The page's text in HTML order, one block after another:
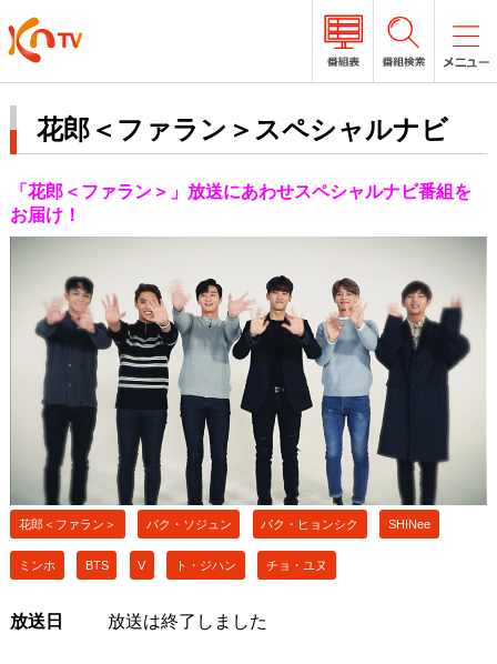
花郎＜ファラン＞スペシャルナビ
「花郎＜ファラン＞」放送にあわせスペシャルナビ番組を
お届け！
花郎＜ファラン＞ パク・ソジュン パク・ヒョンシク SHINee
ミンホ BTS V ト・ジハン チョ・ユヌ
放送日 放送は終了しました